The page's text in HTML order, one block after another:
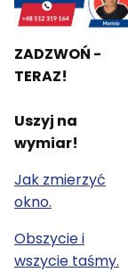
ZADZWOŃ -
TERAZ!
Uszyj na
wymiar!
Jak zmierzyć
okno.
Obszycie i
wszycie taśmy.